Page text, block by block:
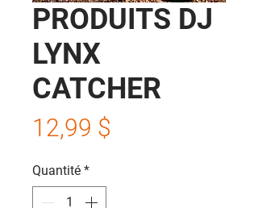
PRODUITS DJ
LYNX
CATCHER
12,99 $
Quantité *